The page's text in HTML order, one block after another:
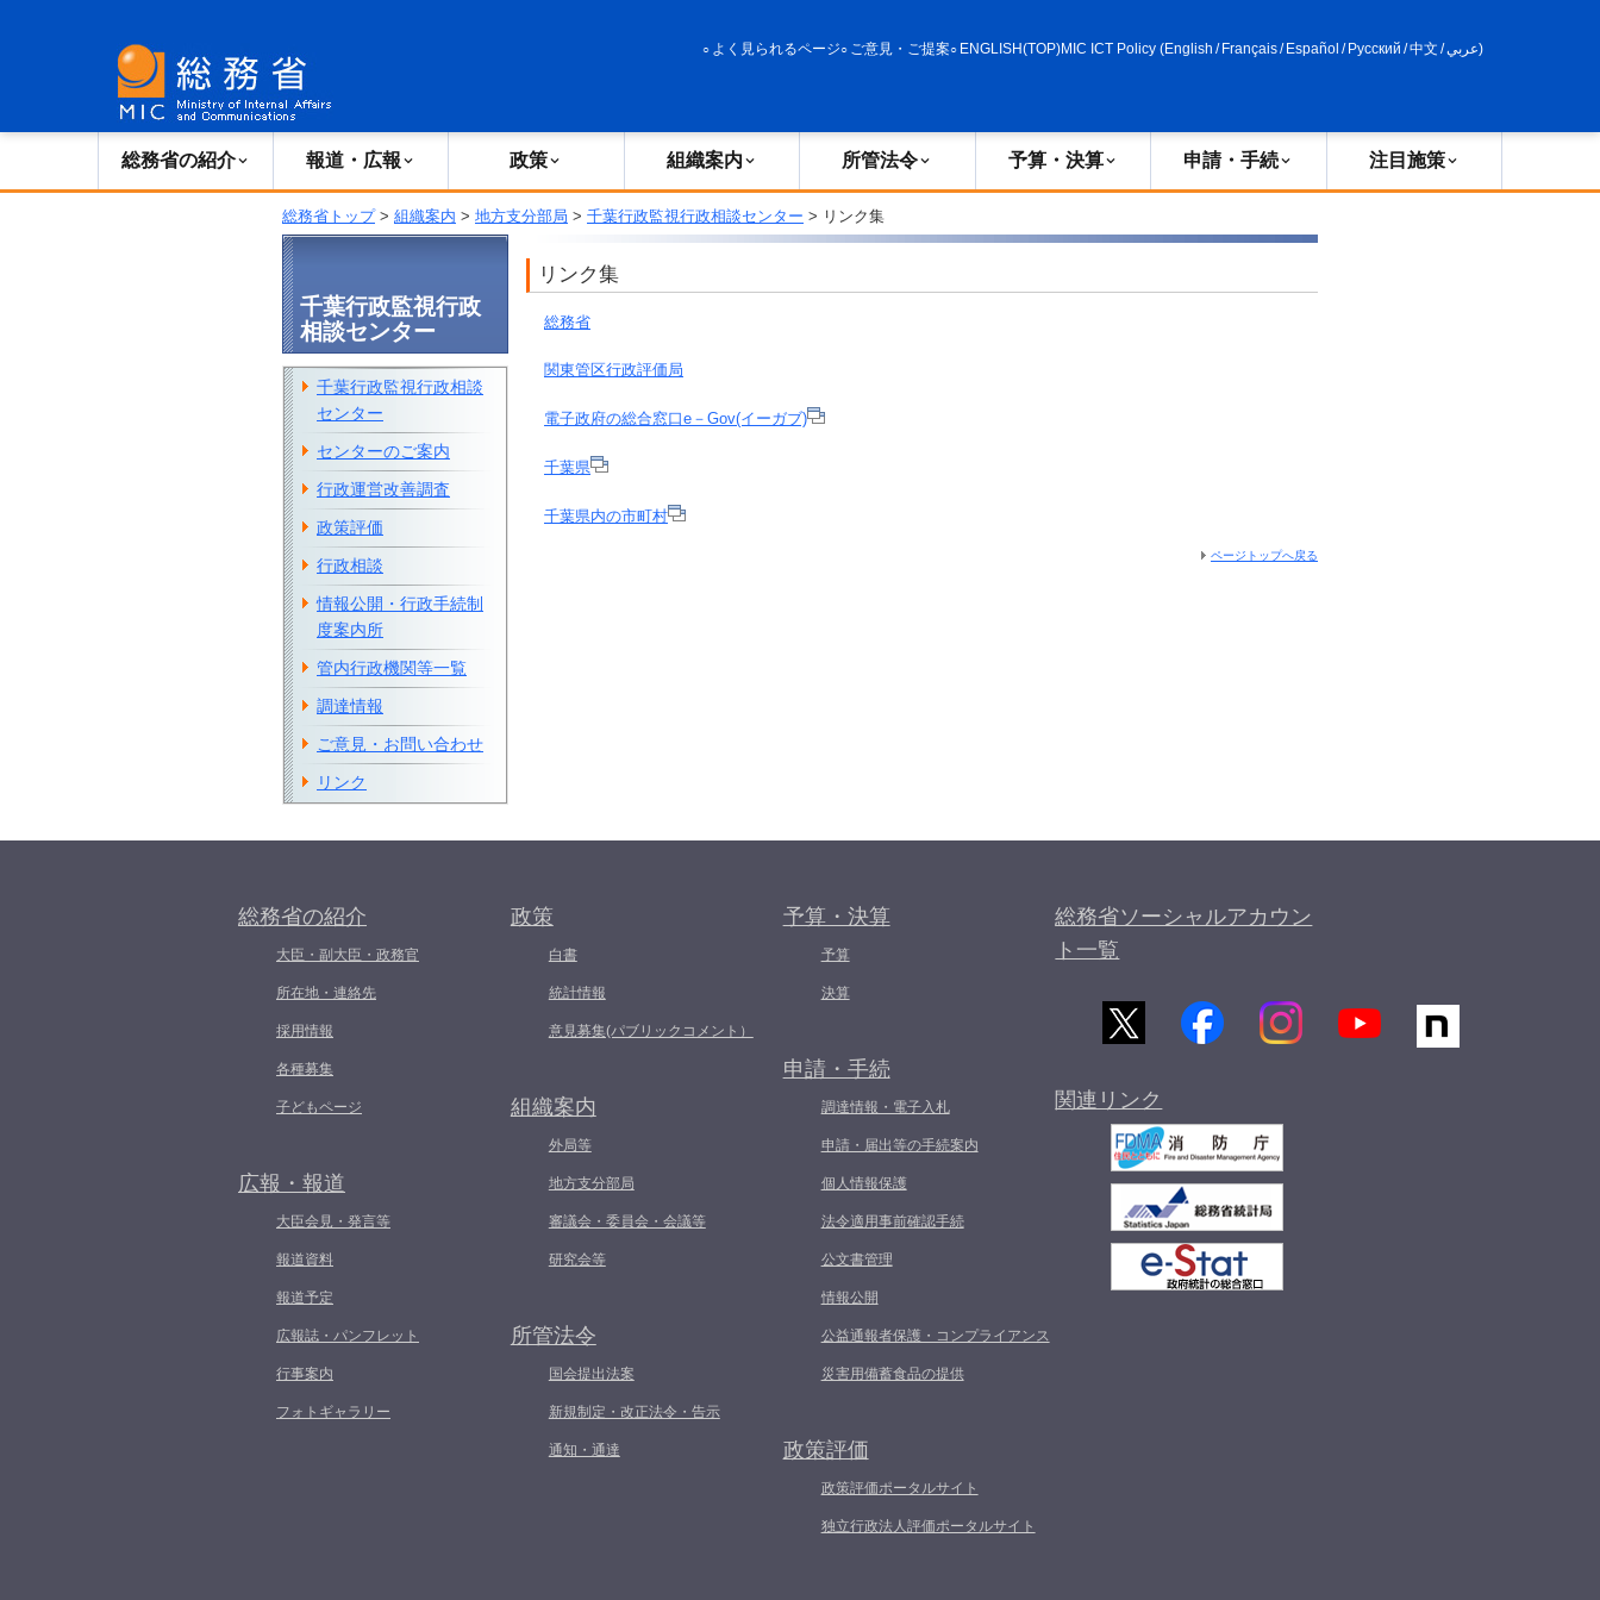
よく見られるページ ご意見・ご提案 ENGLISH(TOP)MIC ICT Policy (English / Français/ Español / Русский /中文 /عربي)
総務省の紹介 報道・広報 政策 組織案内 所管法令 予算・決算 申請・手続 注目施策
総務省トップ> 組織案内 > 地方支分部局 > 千葉行政監視行政相談センター > リンク集
リンク集
総務省
関東管区行政評価局
電子政府の総合窓口e－Gov(イーガブ)
千葉県
千葉県内の市町村
ページトップへ戻る
千葉行政監視行政
相談センター
千葉行政監視行政相談
センター
センターのご案内
行政運営改善調査
政策評価
行政相談
情報公開・行政手続制
度案内所
管内行政機関等一覧
調達情報
ご意見・お問い合わせ
リンク
総務省の紹介
大臣・副大臣・政務官
所在地・連絡先
採用情報
各種募集
子どもページ
広報・報道
大臣会見・発言等
報道資料
報道予定
広報誌・パンフレット
行事案内
フォトギャラリー
政策
白書
統計情報
意見募集(パブリックコメント）
組織案内
外局等
地方支分部局
審議会・委員会・会議等
研究会等
所管法令
国会提出法案
新規制定・改正法令・告示
通知・通達
予算・決算
予算
決算
申請・手続
調達情報・電子入札
申請・届出等の手続案内
個人情報保護
法令適用事前確認手続
公文書管理
情報公開
公益通報者保護・コンプライアンス
災害用備蓄食品の提供
政策評価
政策評価ポータルサイト
独立行政法人評価ポータルサイト
総務省ソーシャルアカウン
ト一覧
関連リンク